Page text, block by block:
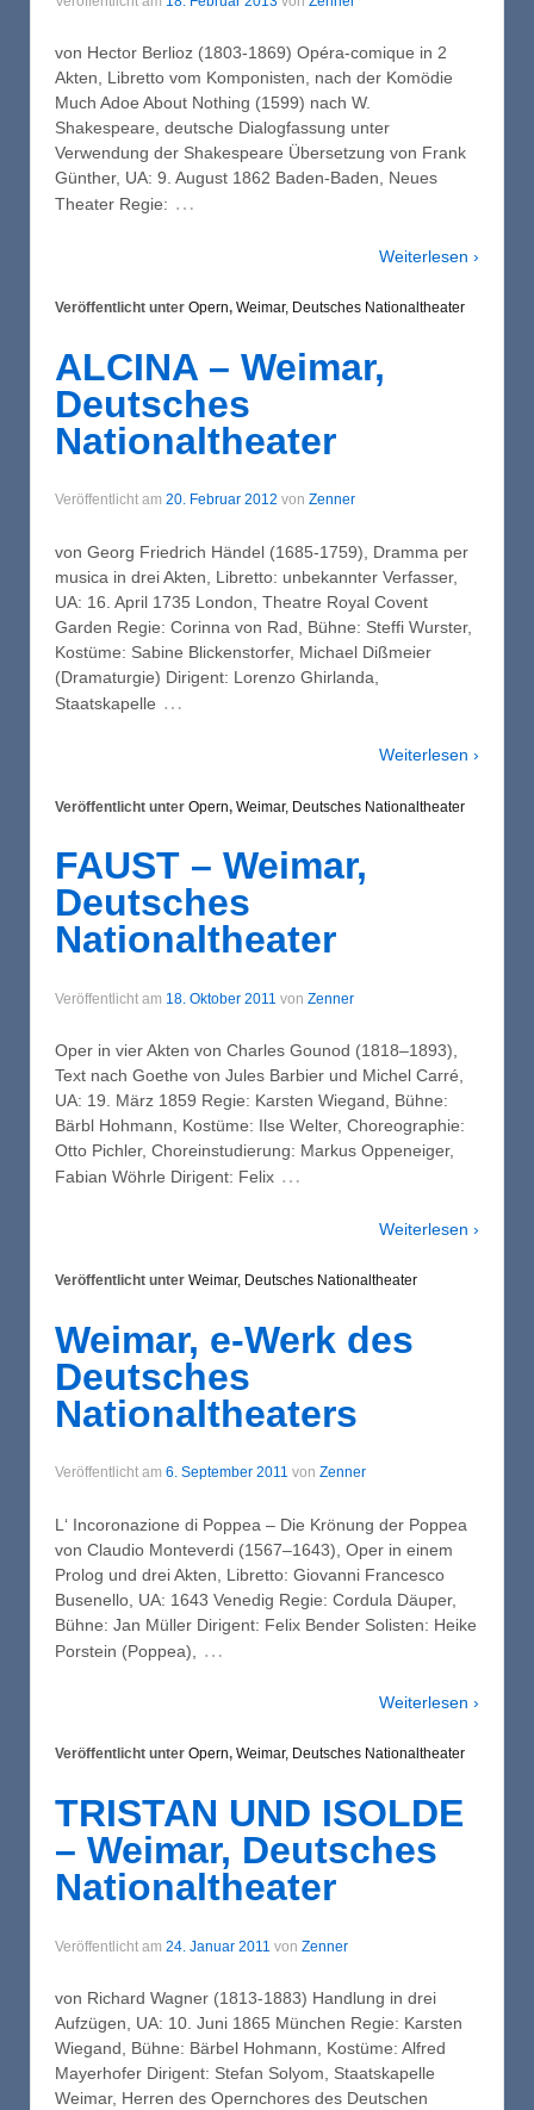
von Hector Berlioz (1803-1869) Opéra-comique in 2
Akten, Libretto vom Komponisten, nach der Komödie
Much Adoe About Nothing (1599) nach W.
Shakespeare, deutsche Dialogfassung unter
Verwendung der Shakespeare Übersetzung von Frank
Günther, UA: 9. August 1862 Baden-Baden, Neues
Theater Regie: …
Weiterlesen ›
Veröffentlicht unter Opern, Weimar, Deutsches Nationaltheater
ALCINA – Weimar,
Deutsches
Nationaltheater
Veröffentlicht am 20. Februar 2012 von Zenner
von Georg Friedrich Händel (1685-1759), Dramma per
musica in drei Akten, Libretto: unbekannter Verfasser,
UA: 16. April 1735 London, Theatre Royal Covent
Garden Regie: Corinna von Rad, Bühne: Steffi Wurster,
Kostüme: Sabine Blickenstorfer, Michael Dißmeier
(Dramaturgie) Dirigent: Lorenzo Ghirlanda,
Staatskapelle …
Weiterlesen ›
Veröffentlicht unter Opern, Weimar, Deutsches Nationaltheater
FAUST – Weimar,
Deutsches
Nationaltheater
Veröffentlicht am 18. Oktober 2011 von Zenner
Oper in vier Akten von Charles Gounod (1818–1893),
Text nach Goethe von Jules Barbier und Michel Carré,
UA: 19. März 1859 Regie: Karsten Wiegand, Bühne:
Bärbl Hohmann, Kostüme: Ilse Welter, Choreographie:
Otto Pichler, Choreinstudierung: Markus Oppeneiger,
Fabian Wöhrle Dirigent: Felix …
Weiterlesen ›
Veröffentlicht unter Weimar, Deutsches Nationaltheater
Weimar, e-Werk des
Deutsches
Nationaltheaters
Veröffentlicht am 6. September 2011 von Zenner
L‘ Incoronazione di Poppea – Die Krönung der Poppea
von Claudio Monteverdi (1567–1643), Oper in einem
Prolog und drei Akten, Libretto: Giovanni Francesco
Busenello, UA: 1643 Venedig Regie: Cordula Däuper,
Bühne: Jan Müller Dirigent: Felix Bender Solisten: Heike
Porstein (Poppea),
…
Weiterlesen ›
Veröffentlicht unter Opern, Weimar, Deutsches Nationaltheater
TRISTAN UND ISOLDE
– Weimar, Deutsches
Nationaltheater
Veröffentlicht am 24. Januar 2011 von Zenner
von Richard Wagner (1813-1883) Handlung in drei
Aufzügen, UA: 10. Juni 1865 München Regie: Karsten
Wiegand, Bühne: Bärbel Hohmann, Kostüme: Alfred
Mayerhofer Dirigent: Stefan Solyom, Staatskapelle
Weimar, Herren des Opernchores des Deutschen